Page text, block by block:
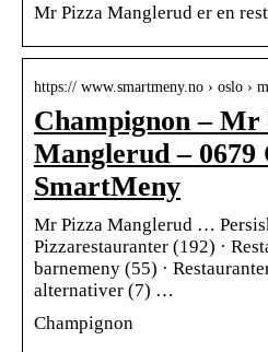
Mr Pizza Manglerud er en
https:// www.smartmeny.no › oslo ›
Champignon – Mr
Manglerud – 0679
SmartMeny
Mr Pizza Manglerud …
Pizzarestauranter (192) ·
barnemeny (55) ·
alternativer (7) …
Champignon